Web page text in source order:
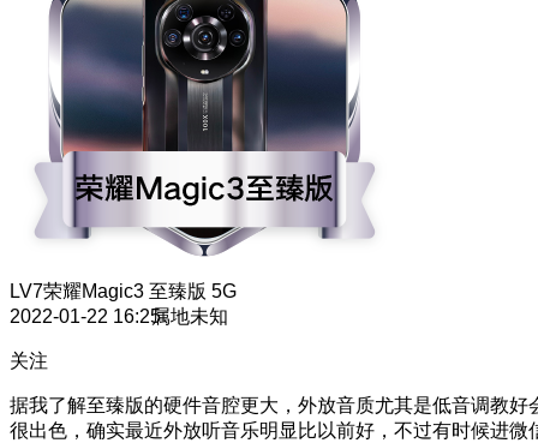
LV7荣耀Magic3 至臻版 5G
2022-01-22 16:25属地未知
关注
据我了解至臻版的硬件音腔更大，外放音质尤其是低音调教好
很出色，确实最近外放听音乐明显比以前好，不过有时候进微